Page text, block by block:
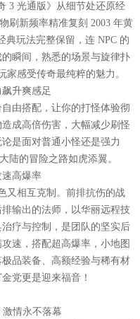
3 光通版》从细节处还原经
刷新频率精准复刻 2003 年黄
典玩法完整保留，连 NPC 的
瞬间，熟悉的场景与旋律扑
感受传奇最纯粹的魅力。
升爽感足
由搭配，让你的打怪体验彻
成高倍伤害，大幅减少刷怪
是面对普通小怪还是强力
陆的冒险之路如虎添翼。
高爆率
又相互克制。前排抗伤的战
输出的法师，以华丽远程技
疗与控制，是团队的坚实后
速，搭配超高爆率，小地图
品装备、高额经验与稀有材
党更是迎来福音！
激情永不落幕